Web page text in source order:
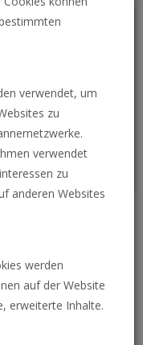
Wichtigkeit.
verwendet, um
zu
verwendet
zu
anderen Websites
werden
auf der Website
erweiterte Inhalte.